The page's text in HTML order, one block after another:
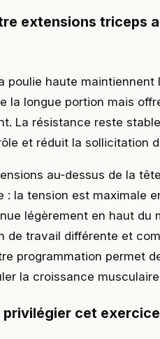
extensions triceps
poulie haute
la longue portion mais
La résistance reste
et réduit la sollicitation
au-dessus de la
: la tension est maximale
légèrement en haut du
de travail différente et
programmation permet
la croissance
privilégier cet